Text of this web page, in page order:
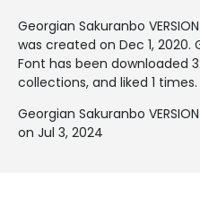
Georgian Sakuranbo
was created on Dec 1, 2020.
Font has been downloaded
collections, and liked 1 times.
Georgian Sakuranbo
on Jul 3, 2024